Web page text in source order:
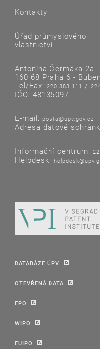
Kontakty
Úřad průmyslového
vlastnictví
Antonína Čermáka 2a
160 68 Praha 6 -
Tel/Fax:220 383 111 /
IČO: 48135097
E-mail: posta@upv.gov.cz
Adresa datové
Informační centrum:
Helpdesk:
DATABÁZE ÚPV
OTEVŘENÁ DATA
EPO
WIPO
EUIPO